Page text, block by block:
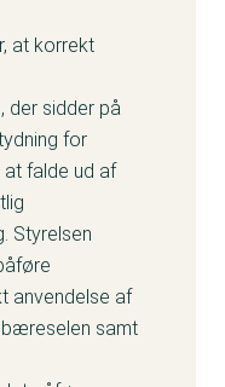
at korrekt
der sidder på
for
at falde ud af
Styrelsen
anvendelse af
samt